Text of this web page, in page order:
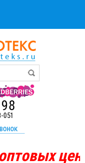
051
цен!